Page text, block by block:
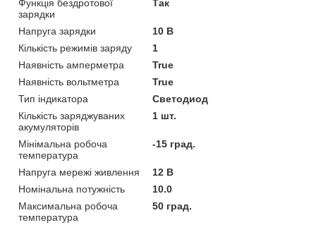
Функція бездротової
зарядки
Так
Напруга зарядки
10 В
Кількість режимів заряду
1
Наявність амперметра
True
Наявність вольтметра
True
Тип індикатора
Светодиод
Кількість заряджуваних
акумуляторів
1 шт.
Мінімальна робоча
температура
-15 град.
Напруга мережі живлення
12 В
Номінальна потужність
10.0
Максимальна робоча
температура
50 град.